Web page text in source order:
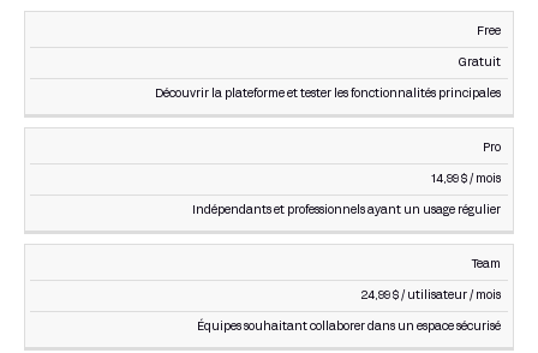
OFFRE PRIX
Free
Gratuit
Découvrir la plateforme et tester les fonctionnalités principales
Pro
14,99 $ / mois
Indépendants et professionnels ayant un usage régulier
Team
24,99 $ / utilisateur / mois
Équipes souhaitant collaborer dans un espace sécurisé